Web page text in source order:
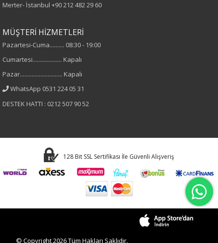
Merter- İstanbul +90 212 482 29 60
MÜŞTERİ HİZMETLERİ
Pazartesi-Cuma.......... 08:30 - 19:00
Cumartesi.................... Kapalı
Pazar............................. Kapalı
WhatsApp 0531 224 05 31
DESTEK HATTI : 0212 507 90 52
128 Bit SSL Sertifikası İle Güvenli Alışveriş
© Copyright 2026 Tüm Hakları Saklıdır.